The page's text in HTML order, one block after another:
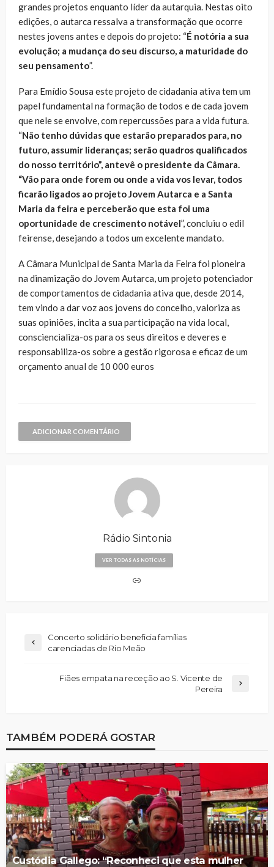
grandes projetos enquanto líder da autarquia. Nestas oito
edições, o autarca ressalva a transformação que ocorre
nestes jovens antes e depois do projeto: “É notória a sua
evolução; a mudança do seu discurso, a maturidade do
seu pensamento”.
Para Emídio Sousa este projeto de cidadania ativa tem um
papel fundamental na formação de todos e de cada jovem
que nele se envolve, com repercussões para a vida futura.
“Não tenho dúvidas que estarão preparados para, no
futuro, assumir lideranças; serão quadros qualificados
do nosso território”, antevê o presidente da Câmara.
“Vão para onde forem ou onde a vida vos levar, todos
ficarão ligados ao projeto Jovem Autarca e a Santa
Maria da feira e perceberão que esta foi uma
oportunidade de crescimento notável”, concluiu o edil
feirense, desejando a todos um excelente mandato.
A Câmara Municipal de Santa Maria da Feira foi pioneira
na dinamização do Jovem Autarca, um projeto potenciador
de comportamentos de cidadania ativa que, desde 2014,
tem vindo a dar voz aos jovens do concelho, valoriza as
suas opiniões, incita a sua participação na vida local,
consciencializa-os para os seus direitos e deveres e
responsabiliza-os sobre a gestão rigorosa e eficaz de um
orçamento anual de 10 000 euros
ADICIONAR COMENTÁRIO
Rádio Sintonia
VER TODAS AS NOTÍCIAS
Concerto solidário beneficia famílias
carenciadas de Rio Meão
Fiães empata na receção ao S. Vicente de
Pereira
TAMBÉM PODERÁ GOSTAR
Custódia Gallego: “Reconheci que esta mulher